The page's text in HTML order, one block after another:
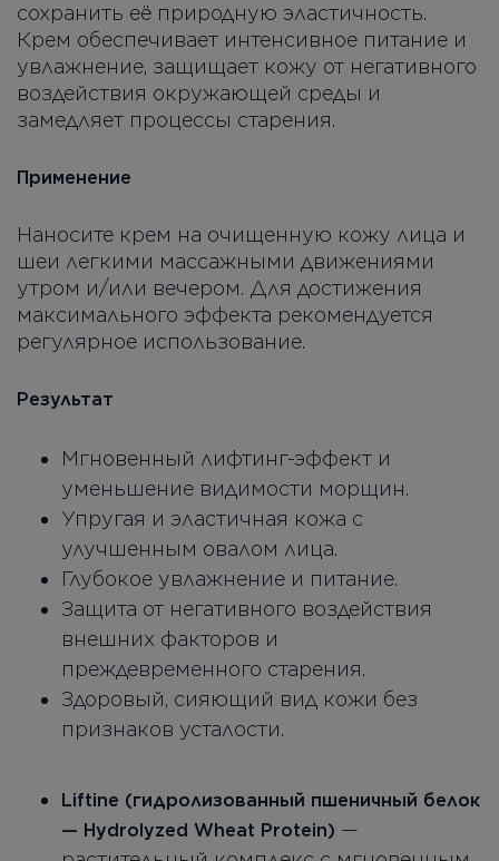
сохранить её природную эластичность.
Крем обеспечивает интенсивное питание и
увлажнение, защищает кожу от негативного
воздействия окружающей среды и
замедляет процессы старения.
Применение
Наносите крем на очищенную кожу лица и
шеи легкими массажными движениями
утром и/или вечером. Для достижения
максимального эффекта рекомендуется
регулярное использование.
Результат
Мгновенный лифтинг-эффект и
уменьшение видимости морщин.
Упругая и эластичная кожа с
улучшенным овалом лица.
Глубокое увлажнение и питание.
Защита от негативного воздействия
внешних факторов и
преждевременного старения.
Здоровый, сияющий вид кожи без
признаков усталости.
Liftine (гидролизованный пшеничный белок
— Hydrolyzed Wheat Protein) —